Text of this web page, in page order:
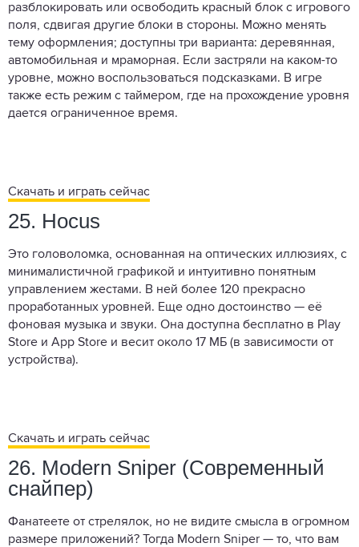
разблокировать или освободить красный блок с игрового
поля, сдвигая другие блоки в стороны. Можно менять
тему оформления; доступны три варианта: деревянная,
автомобильная и мраморная. Если застряли на каком-то
уровне, можно воспользоваться подсказками. В игре
также есть режим с таймером, где на прохождение уровня
дается ограниченное время.
Скачать и играть сейчас
25. Hocus
Это головоломка, основанная на оптических иллюзиях, с
минималистичной графикой и интуитивно понятным
управлением жестами. В ней более 120 прекрасно
проработанных уровней. Еще одно достоинство — её
фоновая музыка и звуки. Она доступна бесплатно в Play
Store и App Store и весит около 17 МБ (в зависимости от
устройства).
Скачать и играть сейчас
26. Modern Sniper (Современный
снайпер)
Фанатеете от стрелялок, но не видите смысла в огромном
размере приложений? Тогда Modern Sniper — то, что вам